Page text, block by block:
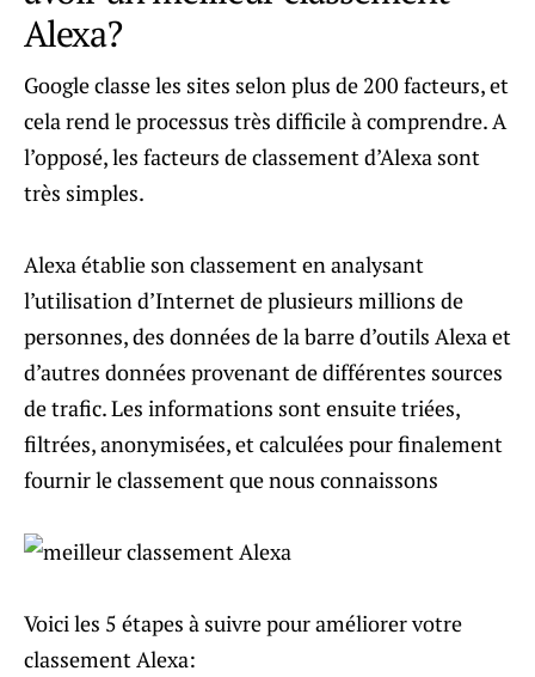
Alexa?
Google classe les sites selon plus de 200 facteurs, et
cela rend le processus très difficile à comprendre. A
l’opposé, les facteurs de classement d’Alexa sont
très simples.
Alexa établie son classement en analysant
l’utilisation d’Internet de plusieurs millions de
personnes, des données de la barre d’outils Alexa et
d’autres données provenant de différentes sources
de trafic. Les informations sont ensuite triées,
filtrées, anonymisées, et calculées pour finalement
fournir le classement que nous connaissons
Voici les 5 étapes à suivre pour améliorer votre
classement Alexa: